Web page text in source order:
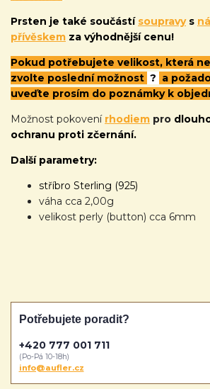
Prsten je také součástí soupravys
přívěskem za výhodnější cenu!
Pokud potřebujete velikost, která
zvolte poslední možnost ? a
uveďte prosím do poznámky k
Možnost pokovení rhodiem pro
ochranu proti zčernání.
Další parametry:
stříbro Sterling (925)
váha cca 2,00g
velikost perly (button) cca 6mm
Potřebujete poradit?
+420 777 001 711
(Po-Pá 10-18h)
info@aufler.cz